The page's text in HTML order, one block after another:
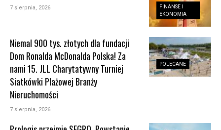
FINANSE I
EKONOMIA
7 sierpnia, 2026
POLECANE
Niemal 900 tys. złotych dla fundacji
Dom Ronalda McDonalda Polska! Za
nami 15. JLL Charytatywny Turniej
Siatkówki Plażowej Branży
Nieruchomości
7 sierpnia, 2026